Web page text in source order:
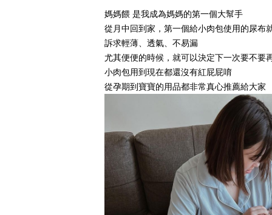
媽媽餵 是我成為媽媽的第一個大幫手
從月中回到家，第一個給小肉包使用的尿布
訴求輕薄、透氣、不易漏
尤其便便的時候，就可以決定下一次要不要
小肉包用到現在都還沒有紅屁屁唷
從孕期到寶寶的用品都非常真心推薦給大家